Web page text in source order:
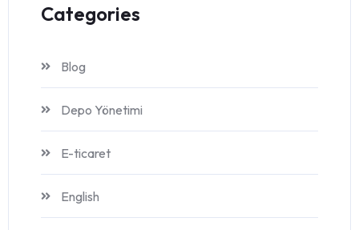
Categories
Blog
Depo Yönetimi
E-ticaret
English